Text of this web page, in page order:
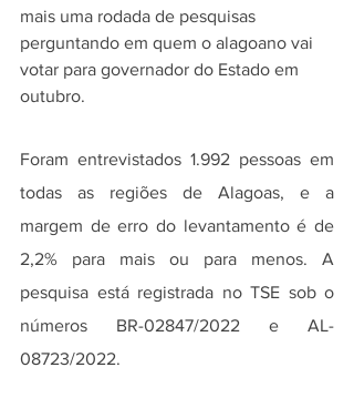
mais uma rodada de pesquisas
perguntando em quem o alagoano vai
votar para governador do Estado em
outubro.
Foram entrevistados 1.992 pessoas em
todas as regiões de Alagoas, e a
margem de erro do levantamento é de
2,2% para mais ou para menos. A
pesquisa está registrada no TSE sob o
números BR-02847/2022 e AL-
08723/2022.